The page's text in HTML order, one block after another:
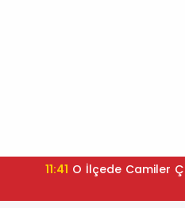
11:41 O İlçede Camiler